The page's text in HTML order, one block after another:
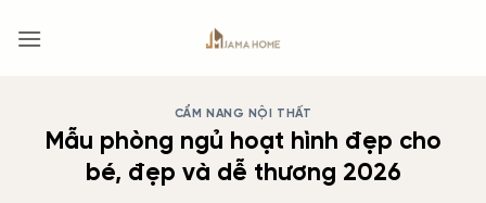
qua
CẨM NANG NỘI THẤT
Mẫu phòng ngủ hoạt hình đẹp cho
bé, đẹp và dễ thương 2026